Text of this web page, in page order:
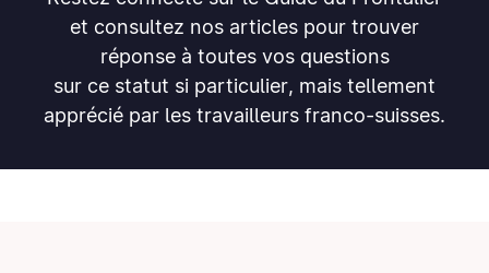
et consultez nos articles pour trouver
réponse à toutes vos questions
sur ce statut si particulier, mais tellement
apprécié par les travailleurs franco-suisses.